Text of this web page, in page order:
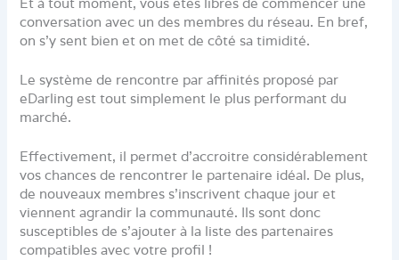
conversation avec un des membres du réseau. En bref,
on s’y sent bien et on met de côté sa timidité.
Le système de rencontre par affinités proposé par
eDarling est tout simplement le plus performant du
marché.
Effectivement, il permet d’accroitre considérablement
vos chances de rencontrer le partenaire idéal. De plus,
de nouveaux membres s’inscrivent chaque jour et
viennent agrandir la communauté. Ils sont donc
susceptibles de s’ajouter à la liste des partenaires
compatibles avec votre profil !